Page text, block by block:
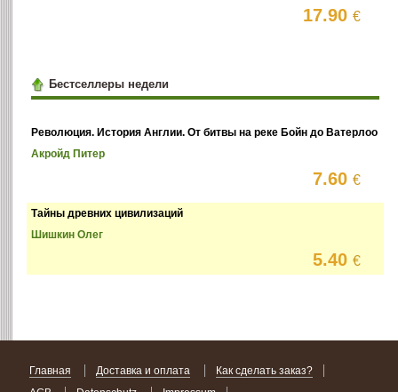
17.90€
Бестселлеры недели
Революция. История Англии. От битвы на реке Бойн до Ватерлоо
Акройд Питер
7.60€
Тайны древних цивилизаций
Шишкин Олег
5.40€
Главная Доставка и оплата
Как сделать заказ?